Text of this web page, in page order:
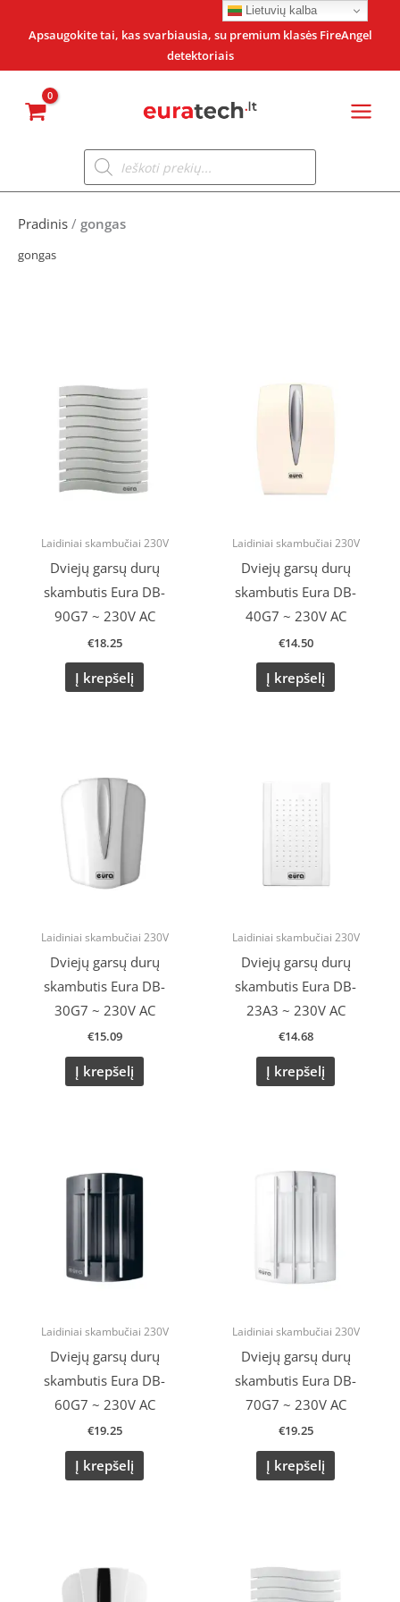
Apsaugokite tai, kas svarbiausia, su premium klasės FireAngel
detektoriais
Products
search
Pradinis / gongas
gongas
Laidiniai skambučiai 230V
Dviejų garsų durų
skambutis Eura DB-
90G7 ~ 230V AC
€18.25
Į krepšelį
Laidiniai skambučiai 230V
Dviejų garsų durų
skambutis Eura DB-
40G7 ~ 230V AC
€14.50
Į krepšelį
Laidiniai skambučiai 230V
Dviejų garsų durų
skambutis Eura DB-
30G7 ~ 230V AC
€15.09
Į krepšelį
Laidiniai skambučiai 230V
Dviejų garsų durų
skambutis Eura DB-
23A3 ~ 230V AC
€14.68
Į krepšelį
Laidiniai skambučiai 230V
Dviejų garsų durų
skambutis Eura DB-
60G7 ~ 230V AC
€19.25
Į krepšelį
Laidiniai skambučiai 230V
Dviejų garsų durų
skambutis Eura DB-
70G7 ~ 230V AC
€19.25
Į krepšelį
Lietuvių kalba